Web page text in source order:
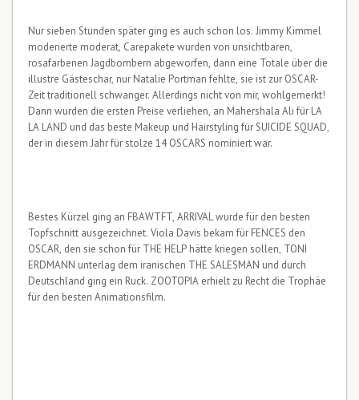
Nur sieben Stunden später ging es auch schon los. Jimmy Kimmel
moderierte moderat, Carepakete wurden von unsichtbaren,
rosafarbenen Jagdbombern abgeworfen, dann eine Totale über die
illustre Gästeschar, nur Natalie Portman fehlte, sie ist zur OSCAR-
Zeit traditionell schwanger. Allerdings nicht von mir, wohlgemerkt!
Dann wurden die ersten Preise verliehen, an Mahershala Ali für LA
LA LAND und das beste Makeup und Hairstyling für SUICIDE SQUAD,
der in diesem Jahr für stolze 14 OSCARS nominiert war.
Bestes Kürzel ging an FBAWTFT, ARRIVAL wurde für den besten
Topfschnitt ausgezeichnet. Viola Davis bekam für FENCES den
OSCAR, den sie schon für THE HELP hätte kriegen sollen, TONI
ERDMANN unterlag dem iranischen THE SALESMAN und durch
Deutschland ging ein Ruck. ZOOTOPIA erhielt zu Recht die Trophäe
für den besten Animationsfilm.